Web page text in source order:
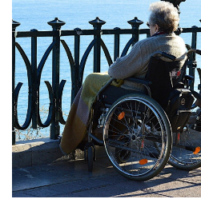
讓社會看見感染者的生活處境，
友，歡迎邀請他們參與我們的問卷調查。 調
以上居住於台灣的愛滋感染者
月31日止 線上填答：
https://www.surveycake.com/